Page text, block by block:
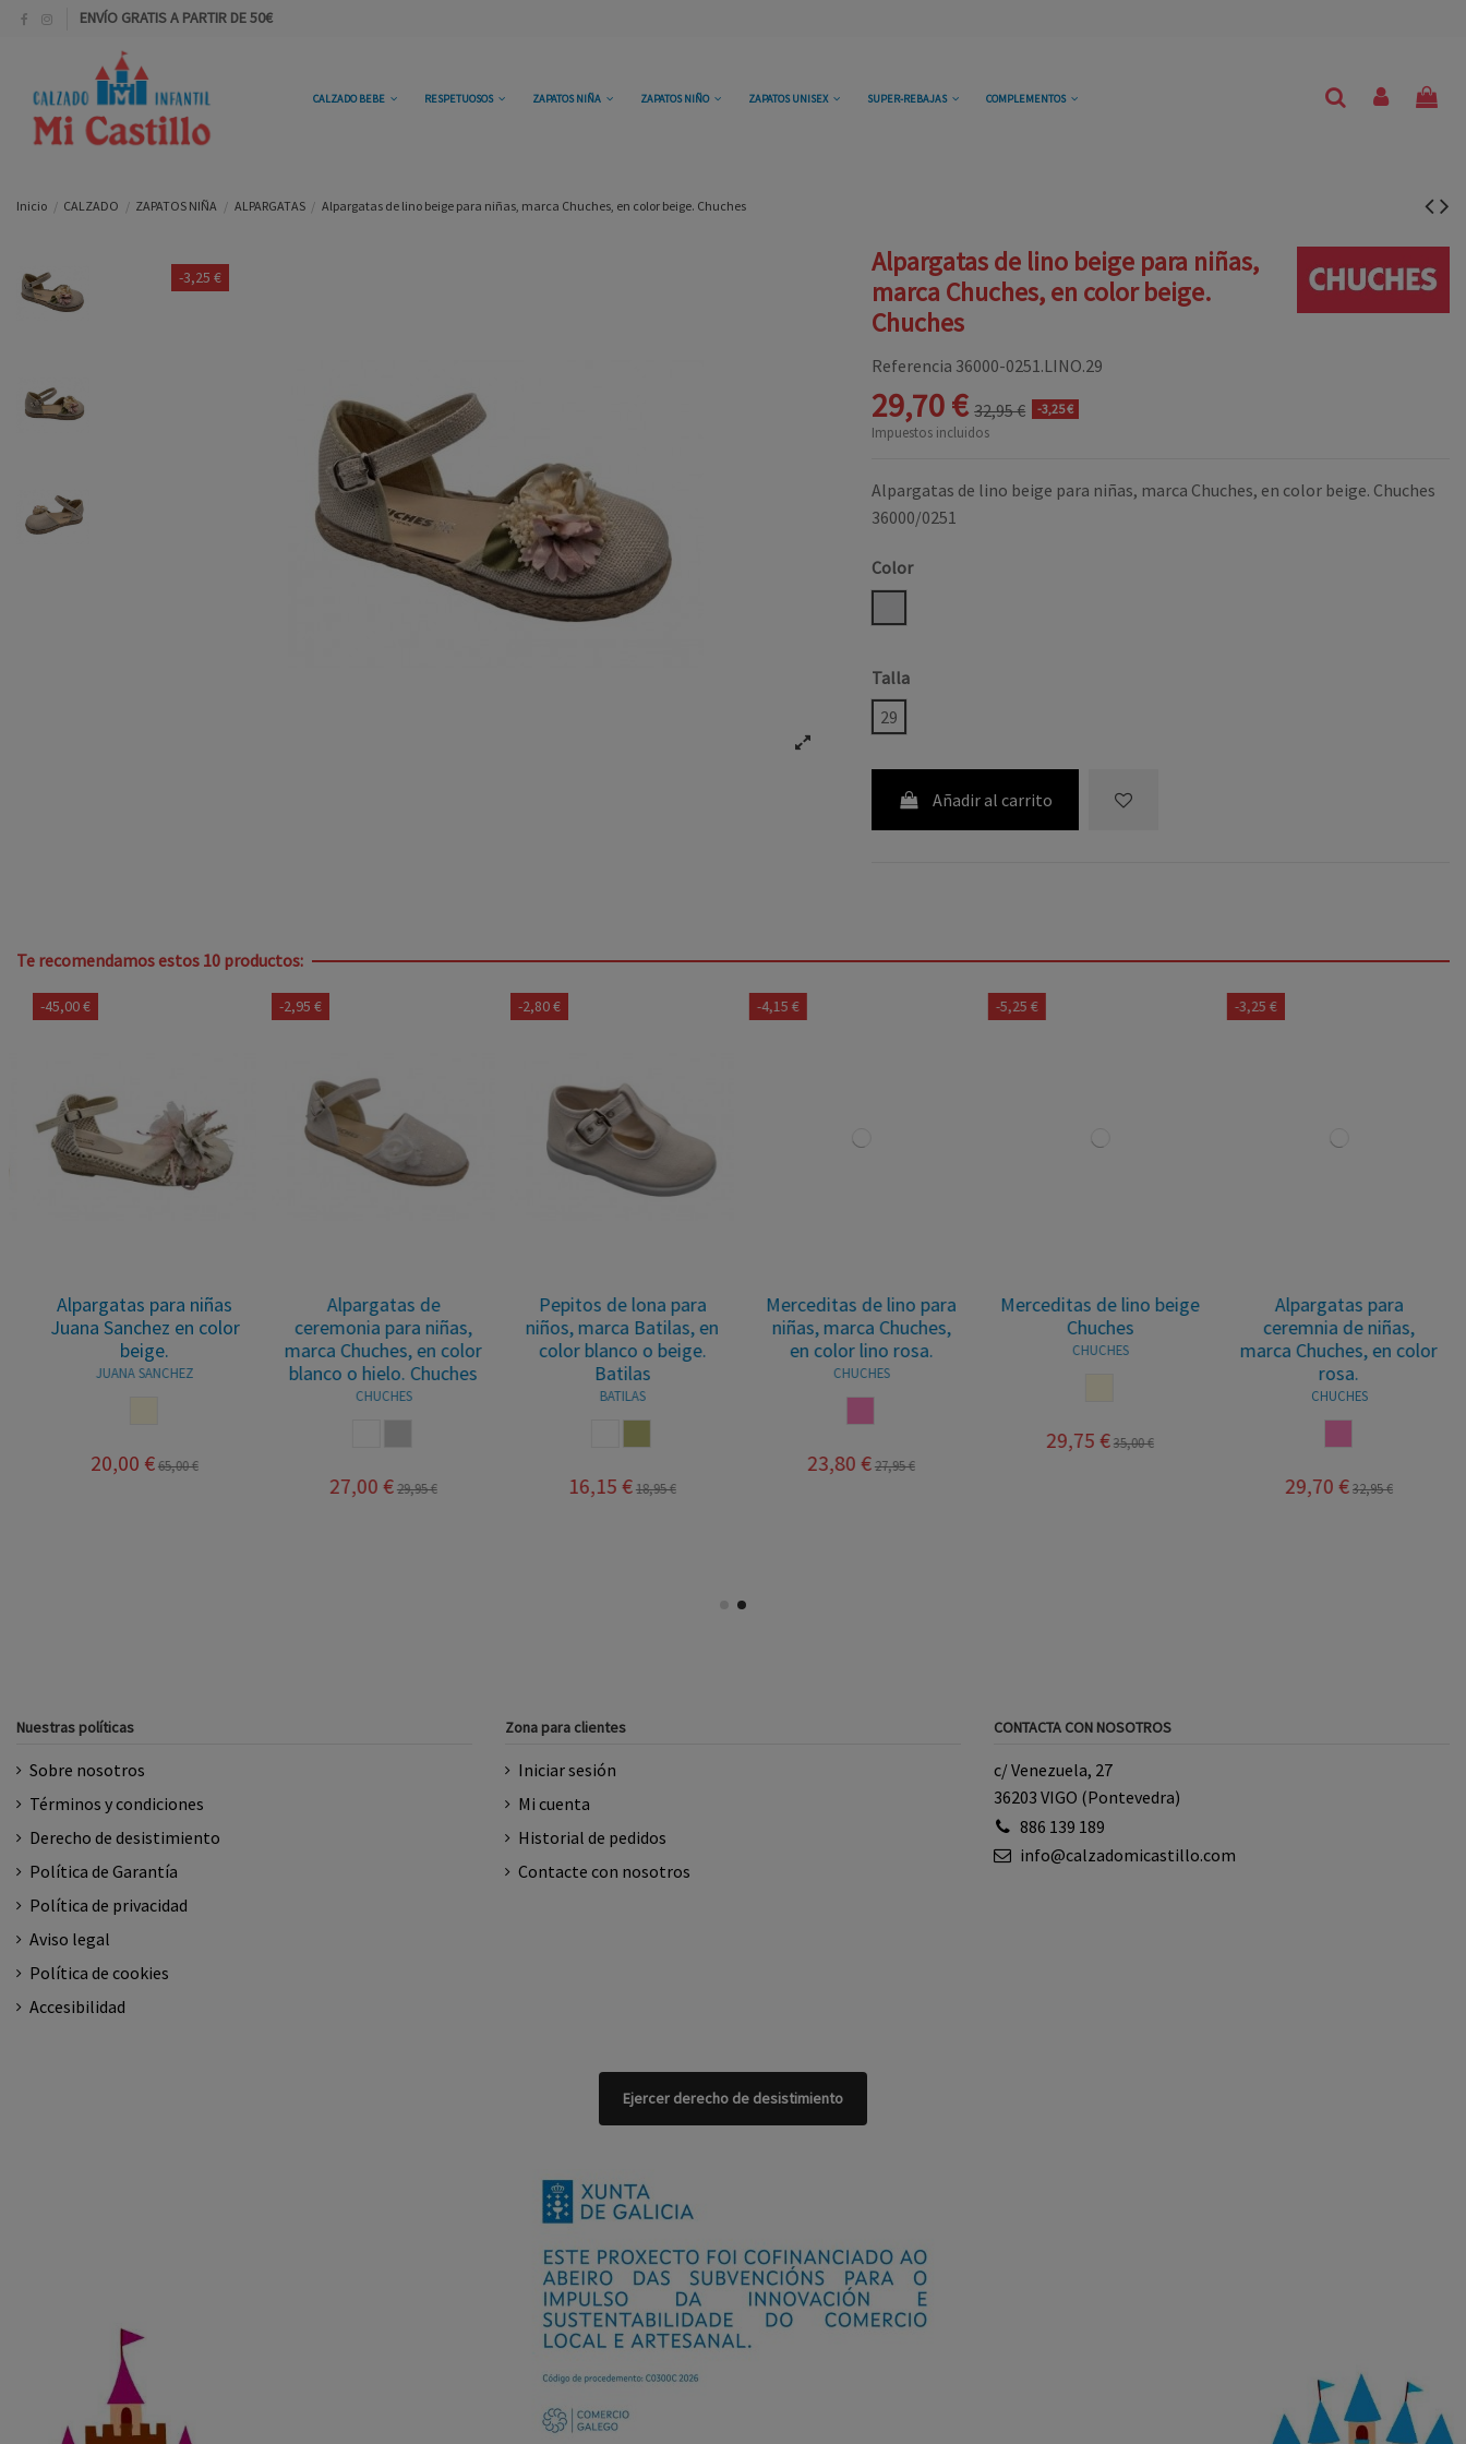
ENVÍO GRATIS A PARTIR DE 50€
CALZADO BEBE RESPETUOSOS ZAPATOS NIÑA ZAPATOS NIÑO ZAPATOS UNISEX SUPER-REBAJAS COMPLEMENTOS
Inicio CALZADO ZAPATOS NIÑA ALPARGATAS Alpargatas de lino beige para niñas, marca Chuches, en color beige. Chuches
-3,25 €
Alpargatas de lino beige para niñas,
marca Chuches, en color beige.
Chuches
Referencia 36000-0251.LINO.29
29,70 € 32,95 € -3,25 €
Impuestos incluidos
Alpargatas de lino beige para niñas, marca Chuches, en color beige. Chuches
36000/0251
Color
Talla
29
Añadir al carrito
Te recomendamos estos 10 productos:
-2,95 €
Alpargatas de
ceremonia para niñas,
marca Chuches, en color
blanco o hielo. Chuches
-2,80 €
Pepitos de lona para
niños, marca Batilas, en
color blanco o beige.
Batilas
BATILAS
16,15 €18,95 €
-4,15 €
Merceditas de lino para
niñas, marca Chuches,
en color lino rosa.
CHUCHES
-5,25 €
Merceditas de lino beige
Chuches
CHUCHES
-3,25 €
Alpargatas para
ceremnia de niñas,
marca Chuches, en color
ROSA
-3,10 €
Alpargatas de lino
blanco para niñas, marca
Chuches, en color
blanco. Chuches.
CHUCHES
27,90 €31,00 €
Nuestras políticas
Sobre nosotros
Términos y condiciones
Derecho de desistimiento
Política de Garantía
Política de privacidad
Aviso legal
Política de cookies
Accesibilidad
Zona para clientes
Iniciar sesión
Mi cuenta
Historial de pedidos
Contacte con nosotros
CONTACTA CON NOSOTROS
c/ Venezuela, 27
36203 VIGO (Pontevedra)
886 139 189
info@calzadomicastillo.com
Ejercer derecho de desistimiento